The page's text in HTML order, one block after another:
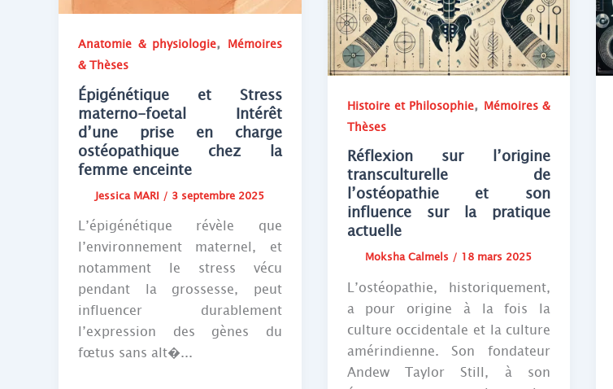
Anatomie & physiologie, Mémoires
& Thèses
Épigénétique et Stress
materno-foetal Intérêt
d’une prise en charge
ostéopathique chez la
femme enceinte
Jessica MARI / 3 septembre 2025
L’épigénétique révèle que
l’environnement maternel, et
notamment le stress vécu
pendant la grossesse, peut
influencer durablement
l’expression des gènes du
fœtus sans alt�...
Histoire et Philosophie, Mémoires &
Thèses
Réflexion sur l’origine
transculturelle de
l’ostéopathie et son
influence sur la pratique
actuelle
Moksha Calmels / 18 mars 2025
L’ostéopathie, historiquement,
a pour origine à la fois la
culture occidentale et la culture
amérindienne. Son fondateur
Andew Taylor Still, à son